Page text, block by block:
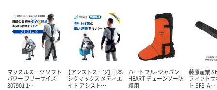
マッスルスーツ ソフト
パワー フリーサイズ
307901 1…
【アシストスーツ】 日本
シグマックス メディエ
イド アシスト…
ハートフル・ジャパン
HEART チェーンソー防
護用
藤原産業
フィット
ト SFS-A…